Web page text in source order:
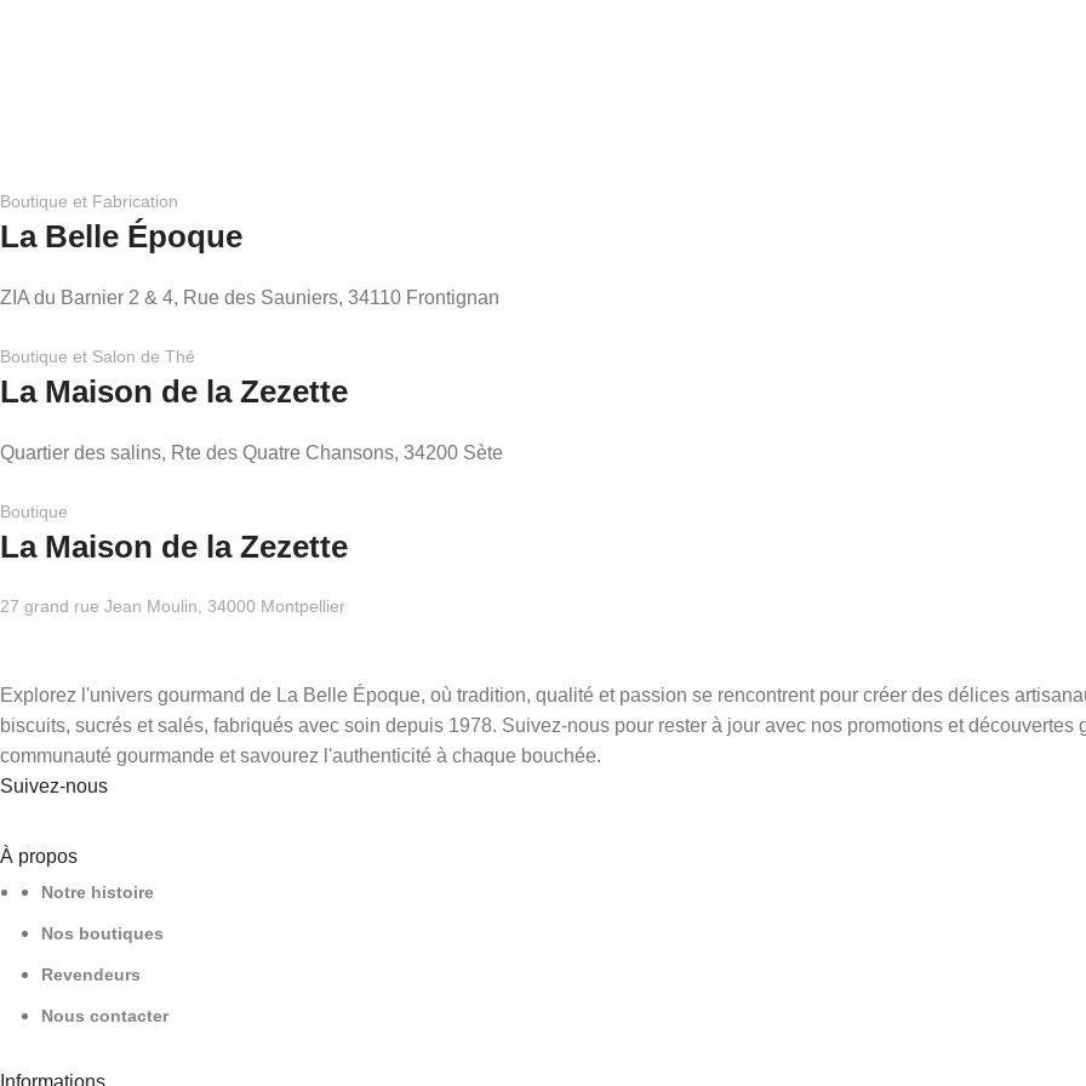
Boutique et Fabrication
La Belle Époque
ZIA du Barnier 2 & 4, Rue des Sauniers, 34110 Frontignan
Boutique et Salon de Thé
La Maison de la Zezette
Quartier des salins, Rte des Quatre Chansons, 34200 Sète
Boutique
La Maison de la Zezette
27 grand rue Jean Moulin, 34000 Montpellier
Explorez l'univers gourmand de La Belle Époque, où tradition, qualité et passion se rencontrent pour créer des délices
biscuits, sucrés et salés, fabriqués avec soin depuis 1978. Suivez-nous pour rester à jour avec nos promotions et découvertes
communauté gourmande et savourez l'authenticité à chaque bouchée.
Suivez-nous
À propos
Notre histoire
Nos boutiques
Revendeurs
Nous contacter
Informations